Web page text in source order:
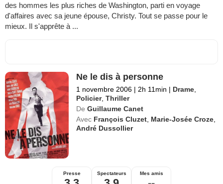
des hommes les plus riches de Washington, parti en voyage
d'affaires avec sa jeune épouse, Christy. Tout se passe pour le
mieux. Il s'apprête à ...
Ne le dis à personne
1 novembre 2006 | 2h 11min | Drame
Policier,Thriller
De Guillaume Canet
Avec François Cluzet Marie-Josée Croze
André Dussollier
Presse Spectateurs Mes amis